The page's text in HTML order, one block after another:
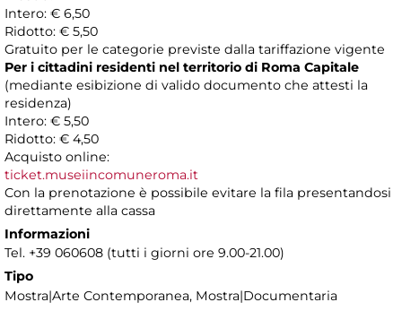
Intero: € 6,50
Ridotto: € 5,50
Gratuito per le categorie previste dalla tariffazione vigente
Per i cittadini residenti nel territorio di Roma Capitale
(mediante esibizione di valido documento che attesti la
residenza)
Intero: € 5,50
Ridotto: € 4,50
Acquisto online:
ticket.museiincomuneroma.it
Con la prenotazione è possibile evitare la fila presentandosi
direttamente alla cassa
Informazioni
Tel. +39 060608 (tutti i giorni ore 9.00-21.00)
Tipo
Mostra|Arte Contemporanea, Mostra|Documentaria